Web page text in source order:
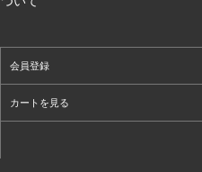
会員登録
カートを見る